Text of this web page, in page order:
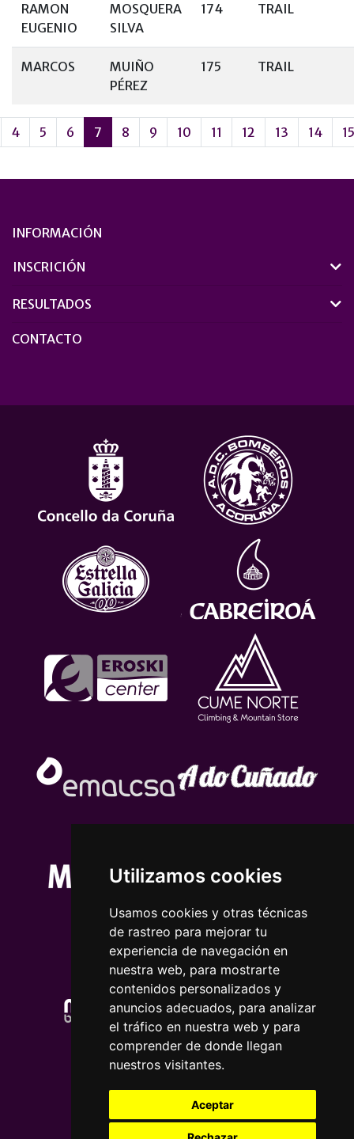
Utilizamos cookies
Usamos cookies y otras técnicas
de rastreo para mejorar tu
experiencia de navegación en
nuestra web, para mostrarte
contenidos personalizados y
anuncios adecuados, para analizar
el tráfico en nuestra web y para
comprender de donde llegan
nuestros visitantes.
Aceptar
RAMON
EUGENIO
MOSQUERA
SILVA
174 TRAIL
MARCOS
MUIÑO
PÉREZ
175 TRAIL
4 5 6 7 8 9 10 11 12 13 14 15
INFORMACIÓN
INSCRICIÓN
RESULTADOS
CONTACTO